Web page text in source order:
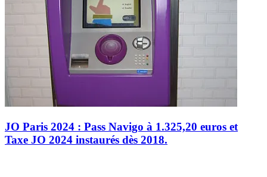
JO Paris 2024 : Pass Navigo à 1.325,20 euros et
Taxe JO 2024 instaurés dès 2018.